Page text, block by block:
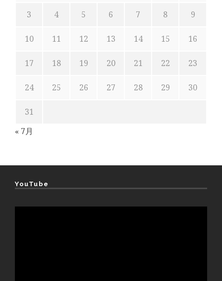
3 4 5 6 7 8 9
10 11 12 13 14 15 16
17 18 19 20 21 22 23
24 25 26 27 28 29 30
31
« 7月
YouTube